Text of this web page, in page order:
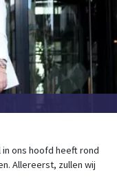
in ons hoofd heeft rond
Allereerst, zullen wij